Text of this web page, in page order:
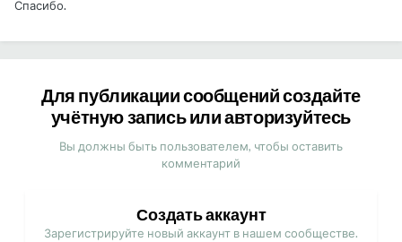
Спасибо.
Для публикации сообщений создайте
учётную запись или авторизуйтесь
Вы должны быть пользователем, чтобы оставить
комментарий
Создать аккаунт
Зарегистрируйте новый аккаунт в нашем сообществе.